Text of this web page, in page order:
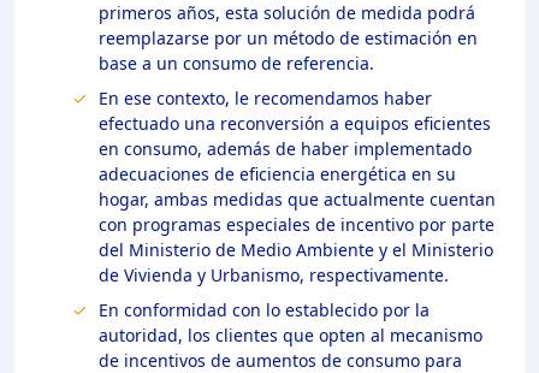
primeros años, esta solución de medida podrá
reemplazarse por un método de estimación en
base a un consumo de referencia.
En ese contexto, le recomendamos haber
efectuado una reconversión a equipos eficientes
en consumo, además de haber implementado
adecuaciones de eficiencia energética en su
hogar, ambas medidas que actualmente cuentan
con programas especiales de incentivo por parte
del Ministerio de Medio Ambiente y el Ministerio
de Vivienda y Urbanismo, respectivamente.
En conformidad con lo establecido por la
autoridad, los clientes que opten al mecanismo
de incentivos de aumentos de consumo para